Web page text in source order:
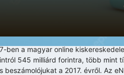
ben a magyar online
545 milliárd forintra, több mint
a 2017. évről. Az